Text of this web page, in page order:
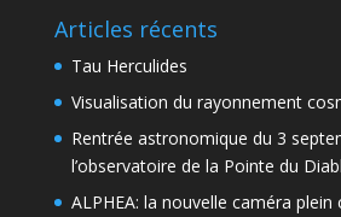
Articles récents
Tau Herculides
Visualisation du rayonnement
Rentrée astronomique du 3
l’observatoire de la Pointe du
ALPHEA: la nouvelle caméra plein